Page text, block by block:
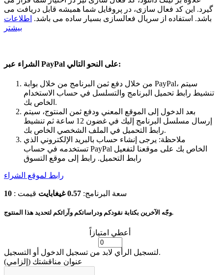
گیرد. این کد فعال سازی، در پروفایل شما همیشه قابل دریافت می
باشد. استفاده از سریال فعالسازی بسیار ساده می باشد. اطلاعات
بیشتر
الشراء عبر PayPal على النحو التالي:
من خلال دفع ثمن البرنامج من خلال بوابة PayPal، سيتم
تنشيط رابط تحميل البرنامج والتسلسل في حساب الاستخدام
الخاص بك.
بعد الدخول إلى الموقع المعني ودفع ثمن المنتوج، سيتم
إرسال مسلسل البرنامج إليك في غضون 12 ساعة ثم تنشيط
رابط التحميل في الملف الشخصي الخاص بك.
ملاحظة: يرجى إنشاء حساب بالبريد الإلكتروني الذي
تستخدمه في حساب PayPal الخاص بك على موقعنا لتفعيل
رابط التحميل. رابط إلى موقع التسوق
رابط لموقع الشراء
سعة البرنامج: 0.57 غيغابايت قیمت : 10
وجّه الآخرين بكتابة نقودكم ودراساتكم وآرائكم لتحديد هذا المنتوج.
أعطي امتيازاً
لتسجيل الرأي لابد من تسجيل الدخول أو التسجيل.
عنوان مناقشتك (إلزامي)